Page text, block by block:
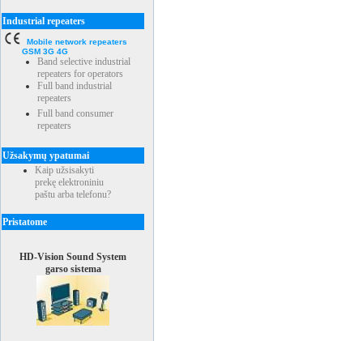
Industrial repeaters
Mobile network repeaters
GSM 3G 4G
Band selective industrial
repeaters for operators
Full band industrial
repeaters
Full band consumer
repeaters
Užsakymų ypatumai
Kaip užsisakyti
prekę elektroniniu
paštu arba telefonu?
Pristatome
HD-Vision Sound System
garso sistema